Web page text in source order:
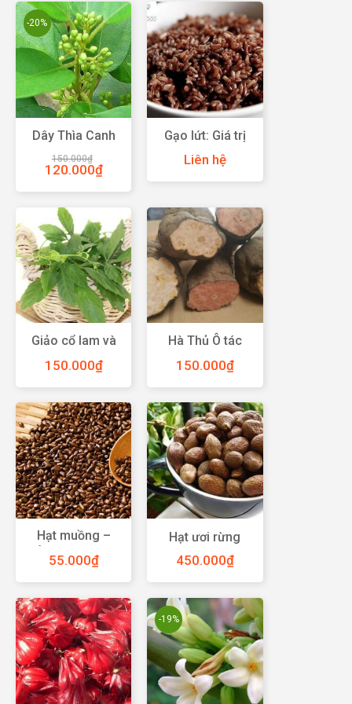
-20%
Dây Thìa Canh
Cho Bệnh Tiểu
150.000₫
120.000₫
Gạo lứt: Giá trị
dinh dưỡng và
những lợi ích cho
sức khỏe
Liên hệ
Giảo cổ lam và
tác dụng cho
sức khỏe
150.000₫
Hà Thủ Ô tác
dụng cho xanh
tóc, đẹp da
150.000₫
Hạt muồng –
thảo mộc quý với
nhiều tác dụng
chữa bệnh
55.000₫
Hạt ươi rừng
450.000₫
-19%